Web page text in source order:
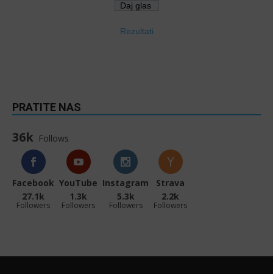
Rezultati
PRATITE NAS
36k Follows
Facebook
27.1k
Followers
YouTube
1.3k
Followers
Instagram
5.3k
Followers
Strava
2.2k
Followers